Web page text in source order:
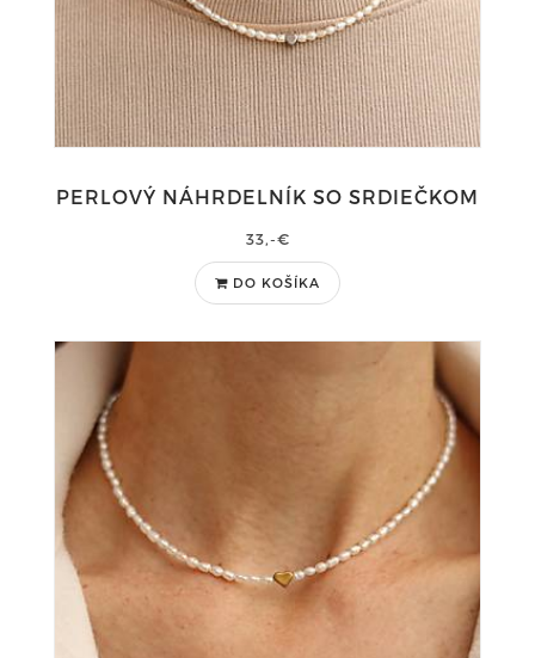
PERLOVÝ NÁHRDELNÍK SO SRDIEČKOM
33,-€
DO KOŠÍKA